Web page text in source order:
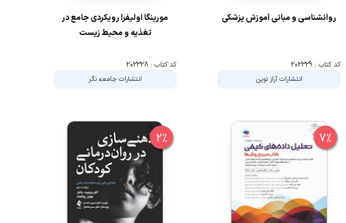
روانشناسی و مبانی آموزش پزشکی
کد کتاب : 202329
انتشارات آراز نوین
مورینگا اولیفرا رویکردی جامع در
تغذیه و محیط زیست
کد کتاب : 202328
انتشارات جامعه نگر
7%
2%